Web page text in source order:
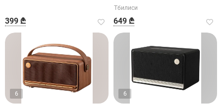
399 ₾
Тбилиси
649 ₾
6 6